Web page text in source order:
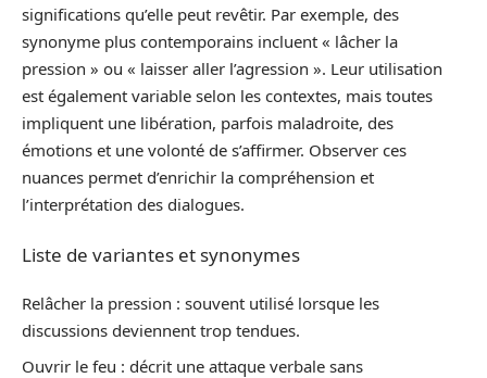
significations qu’elle peut revêtir. Par exemple, des
synonyme plus contemporains incluent « lâcher la
pression » ou « laisser aller l’agression ». Leur utilisation
est également variable selon les contextes, mais toutes
impliquent une libération, parfois maladroite, des
émotions et une volonté de s’affirmer. Observer ces
nuances permet d’enrichir la compréhension et
l’interprétation des dialogues.
Liste de variantes et synonymes
Relâcher la pression : souvent utilisé lorsque les
discussions deviennent trop tendues.
Ouvrir le feu : décrit une attaque verbale sans